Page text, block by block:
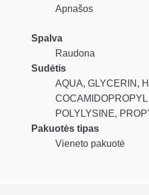
Apnašos
Spalva
Raudona
Sudėtis
AQUA, GLYCERIN,
POLYLYSINE,
Pakuotės tipas
Vieneto pakuotė